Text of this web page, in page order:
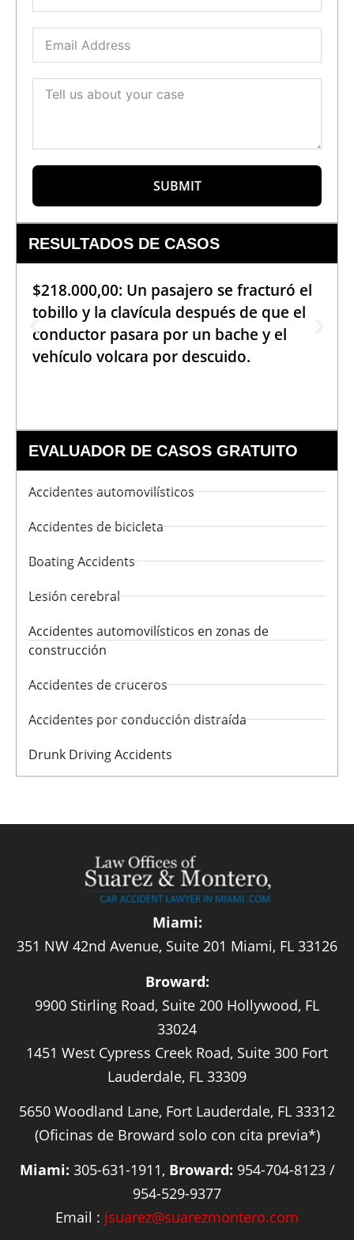
SUBMIT
RESULTADOS DE CASOS
$218.000,00: Un pasajero se fracturó el
tobillo y la clavícula después de que el
conductor pasara por un bache y el
vehículo volcara por descuido.
EVALUADOR DE CASOS GRATUITO
Accidentes automovilísticos
Accidentes de bicicleta
Boating Accidents
Lesión cerebral
Accidentes automovilísticos en zonas de
construcción
Accidentes de cruceros
Accidentes por conducción distraída
Drunk Driving Accidents
Miami:
351 NW 42nd Avenue, Suite 201 Miami, FL 33126
Broward:
9900 Stirling Road, Suite 200 Hollywood, FL
33024
1451 West Cypress Creek Road, Suite 300 Fort
Lauderdale, FL 33309
5650 Woodland Lane, Fort Lauderdale, FL 33312
(Oficinas de Broward solo con cita previa*)
Miami: 305-631-1911, Broward: 954-704-8123 /
954-529-9377
Email : jsuarez@suarezmontero.com